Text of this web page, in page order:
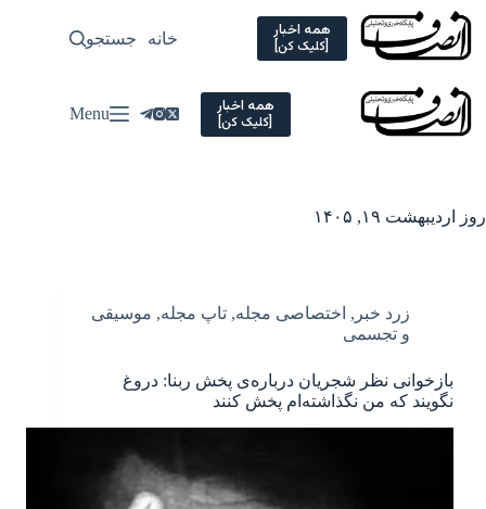
Skip
content
همه اخبار
[کلیک کن] خانه سیاسی
جستجو
همه اخبار
[کلیک کن] Menu
روز اردیبهشت ۱۹, ۱۴۰۵
زرد خبر , اختصاصی مجله, تاپ مجله, موسیقی
و تجسمی
بازخوانی نظر شجریان درباره‌ی پخش ربنا: دروغ
نگویند که من نگذاشته‌ام پخش کنند